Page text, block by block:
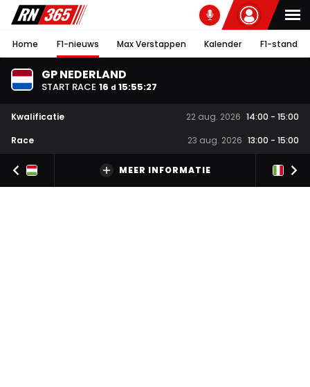
Home F1-nieuws Max Verstappen Kalender F1-stand
GP NEDERLAND
START RACE 16 d 15:55:26
Kwalificatie 22 aug. 2026 14:00 - 15:00
Race
23 aug. 2026 13:00 - 15:00
MEER INFORMATIE